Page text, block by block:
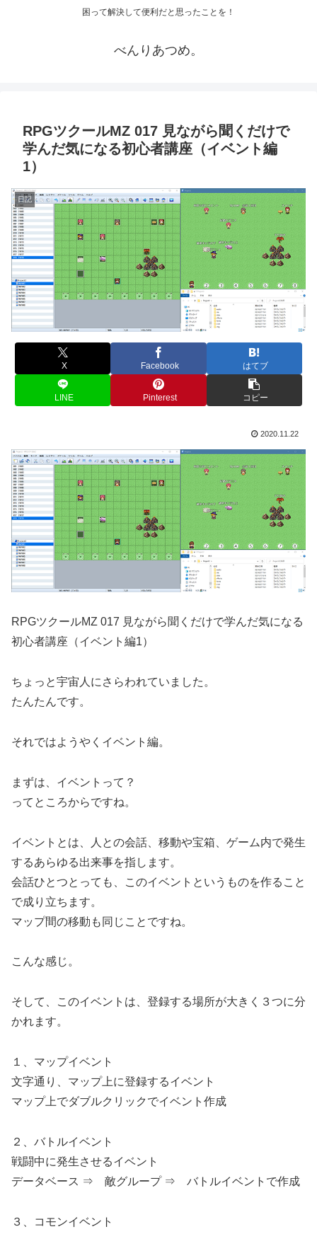
困って解決して便利だと思ったことを！
べんりあつめ。
RPGツクールMZ 017 見ながら聞くだけで
学んだ気になる初心者講座（イベント編
1）
日記
X Facebook はてブ
LINE Pinterest コピー
2020.11.22
RPGツクールMZ 017 見ながら聞くだけで学んだ気になる
初心者講座（イベント編1）
ちょっと宇宙人にさらわれていました。
たんたんです。
それではようやくイベント編。
まずは、イベントって？
ってところからですね。
イベントとは、人との会話、移動や宝箱、ゲーム内で発生
するあらゆる出来事を指します。
会話ひとつとっても、このイベントというものを作ること
で成り立ちます。
マップ間の移動も同じことですね。
こんな感じ。
そして、このイベントは、登録する場所が大きく３つに分
かれます。
１、マップイベント
文字通り、マップ上に登録するイベント
マップ上でダブルクリックでイベント作成
２、バトルイベント
戦闘中に発生させるイベント
データベース ⇒ 敵グループ ⇒ バトルイベントで作成
３、コモンイベント